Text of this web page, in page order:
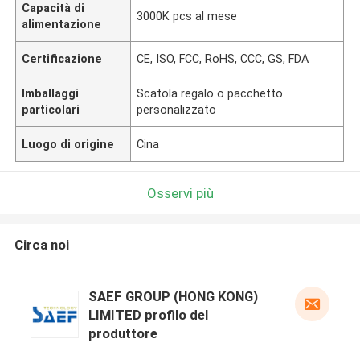
Capacità di
alimentazione
3000K pcs al mese
Certificazione CE, ISO, FCC, RoHS, CCC, GS, FDA
Imballaggi
particolari
Scatola regalo o pacchetto
personalizzato
Luogo di origine Cina
Osservi più
Circa noi
SAEF GROUP (HONG KONG)
LIMITED profilo del
produttore